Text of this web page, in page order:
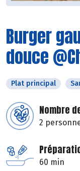
Burger
douce
Plat principal
Nombre
2
60 min